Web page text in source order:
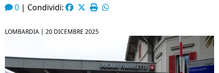
0 | Condividi:
LOMBARDIA | 20 DICEMBRE 2025